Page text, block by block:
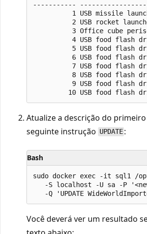
----------- -----------------
1 USB missile
2 USB rocket
3 Office cube
4 USB food flash
5 USB food flash
6 USB food flash
7 USB food flash
8 USB food flash
9 USB food flash
Atualize a descrição do
seguinte instrução UPDATE :
Bash
sudo docker exec -it sql1 /
-S localhost -U sa -P
Você deverá ver um resultado